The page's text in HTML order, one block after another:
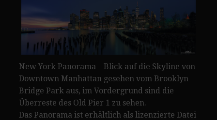
New York Panorama – Blick auf die Skyline von
Downtown Manhattan gesehen vom Brooklyn
Bridge Park aus, im Vordergrund sind die
Überreste des Old Pier 1 zu sehen.
Das Panorama ist erhältlich als lizenzierte Datei